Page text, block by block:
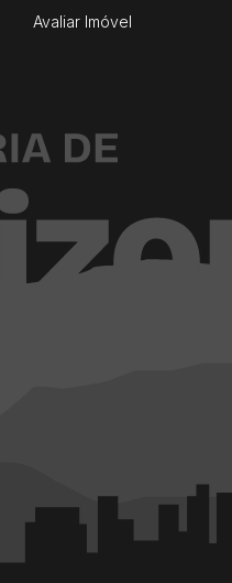
Avaliar Imóvel